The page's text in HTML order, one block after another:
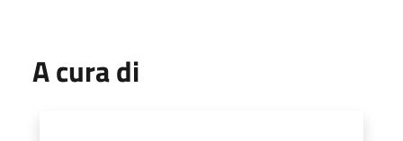
A cura di